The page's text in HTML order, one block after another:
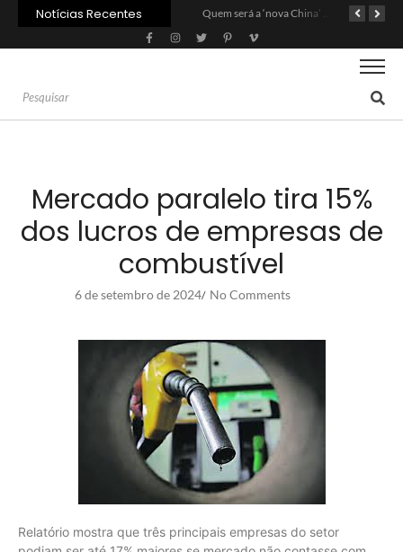
Notícias Recentes Quem será a ‘nova China’ do agro quando o apetite de Pequim acabar?
Mercado paralelo tira 15%
dos lucros de empresas de
combustível
6 de setembro de 2024/ No Comments
Relatório mostra que três principais empresas do setor